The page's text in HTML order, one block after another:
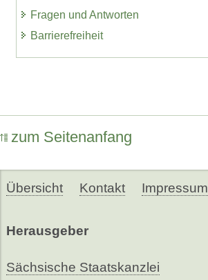
Fragen und Antworten
Barrierefreiheit
zum Seitenanfang
Übersicht Kontakt Impressum
Herausgeber
Sächsische Staatskanzlei